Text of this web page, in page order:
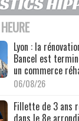
Lyon : la
Bancel est
un commerce
06/08/26
Fillette de 3 ans